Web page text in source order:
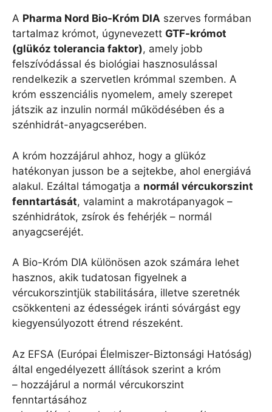
A Pharma Nord Bio-Króm DIA szerves formában
tartalmaz krómot, úgynevezett GTF-krómot
(glükóz tolerancia faktor), amely jobb
felszívódással és biológiai hasznosulással
rendelkezik a szervetlen krómmal szemben. A
króm esszenciális nyomelem, amely szerepet
játszik az inzulin normál működésében és a
szénhidrát-anyagcserében.
A króm hozzájárul ahhoz, hogy a glükóz
hatékonyan jusson be a sejtekbe, ahol energiává
alakul. Ezáltal támogatja a normál vércukorszint
fenntartását, valamint a makrotápanyagok –
szénhidrátok, zsírok és fehérjék – normál
anyagcseréjét.
A Bio-Króm DIA különösen azok számára lehet
hasznos, akik tudatosan figyelnek a
vércukorszintjük stabilitására, illetve szeretnék
csökkenteni az édességek iránti sóvárgást egy
kiegyensúlyozott étrend részeként.
Az EFSA (Európai Élelmiszer-Biztonsági Hatóság)
által engedélyezett állítások szerint a króm
– hozzájárul a normál vércukorszint
fenntartásához